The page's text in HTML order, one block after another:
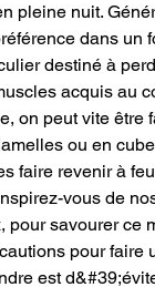
pleine nuit.
dans un
destiné à
acquis au
on peut vite être
ou en
faire revenir à
vous de
pour savourer ce
pour faire
est